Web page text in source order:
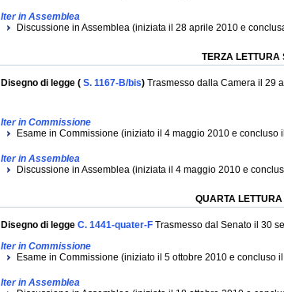
Iter in Assemblea
Discussione in Assemblea (iniziata il 28 aprile 2010 e
TERZA LETTURA
Disegno di legge ( S. 1167-B/bis) Trasmesso dalla Camera il 29
Iter in Commissione
Esame in Commissione (iniziato il 4 maggio 2010 e concluso
Iter in Assemblea
Discussione in Assemblea (iniziata il 4 maggio 2010 e
QUARTA
Disegno di legge C. 1441-quater-F Trasmesso dal Senato il 30
Iter in Commissione
Esame in Commissione (iniziato il 5 ottobre 2010 e concluso
Iter in Assemblea